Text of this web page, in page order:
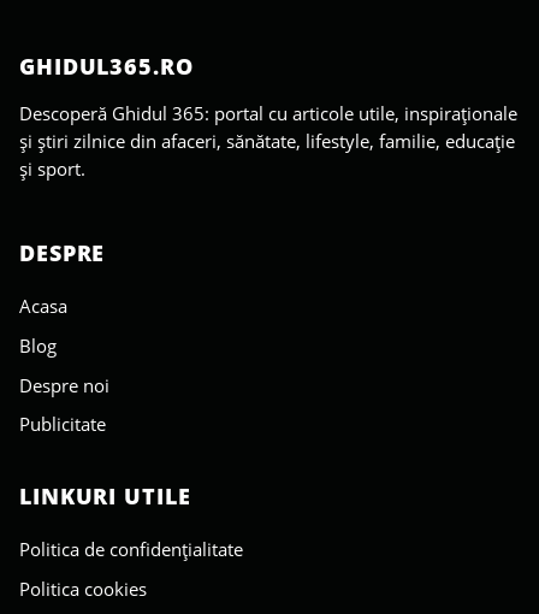
GHIDUL365.RO
Descoperă Ghidul 365: portal cu articole utile, inspiraționale
și știri zilnice din afaceri, sănătate, lifestyle, familie, educație
și sport.
DESPRE
Acasa
Blog
Despre noi
Publicitate
LINKURI UTILE
Politica de confidențialitate
Politica cookies